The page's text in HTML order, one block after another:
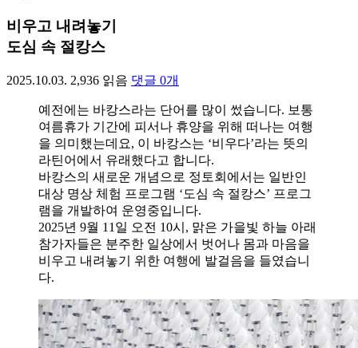
비우고 내려놓기
도심 속 절캉스
2025.10.03. 2,936 읽음 댓글 0개
예전에는 바캉스라는 단어를 많이 썼습니다. 보통
여름휴가 기간에 피서나 휴양을 위해 떠나는 여행
을 의미했는데요, 이 바캉스는 ‘비우다’라는 뜻의
라틴어에서 유래했다고 합니다.
바캉스의 새로운 개념으로 정토회에서는 일반인
대상 명상 체험 프로그램 ‘도심 속 절캉스’ 프로그
램을 개발하여 운영중입니다.
2025년 9월 11일 오전 10시, 맑은 가을빛 하늘 아래
참가자들은 분주한 일상에서 벗어나 몸과 마음을
비우고 내려놓기 위한 여행에 발걸음을 들였습니
다.